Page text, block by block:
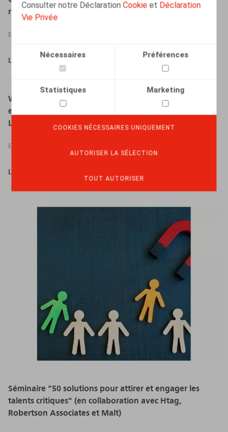
Consulter notre DéclarationCookie et Déclaration
Vie Privée
Nécessaires Préférences
Statistiques Marketing
COOKIES NÉCESSAIRES UNIQUEMENT
AUTORISER LA SÉLECTION
TOUT AUTORISER
richtlijnen 2019/1152 en 2019/1158 in Belgisch recht
EVÈNEMENTS
LIRE PLUS
Webinar "Tewerkstelling van buitenlanders in België:
een overzicht van A tot Z" (in samenwerking met
LegalNews/LegalLearning)
EVÈNEMENTS
LIRE PLUS
Séminaire "50 solutions pour attirer et engager les
talents critiques" (en collaboration avec Htag,
Robertson Associates et Malt)